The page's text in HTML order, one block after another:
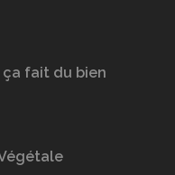
ça fait du bien